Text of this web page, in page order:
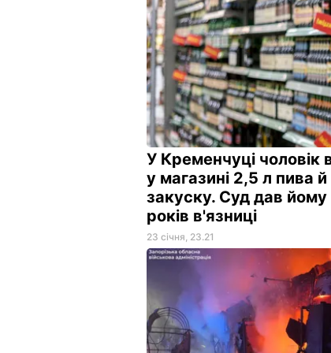
У Кременчуці чоловік
у магазині 2,5 л пива й
закуску. Суд дав йому
років в'язниці
23 січня, 23.21